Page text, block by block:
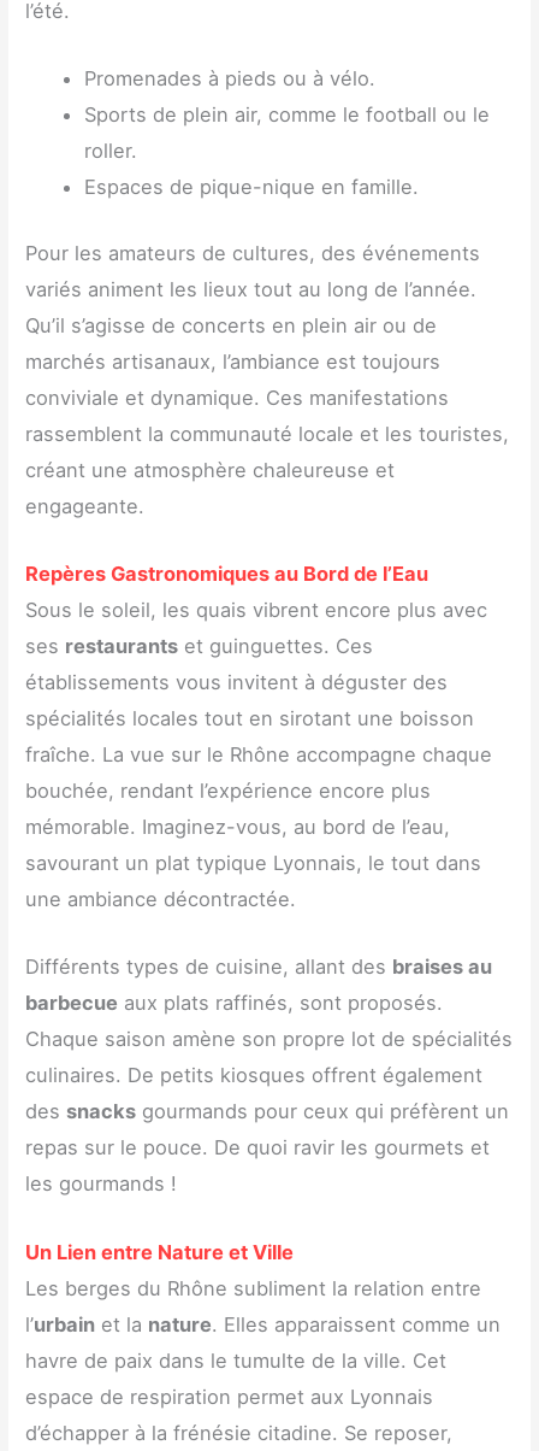
l’été.
Promenades à pieds ou à vélo.
Sports de plein air, comme le football ou le
roller.
Espaces de pique-nique en famille.
Pour les amateurs de cultures, des événements
variés animent les lieux tout au long de l’année.
Qu’il s’agisse de concerts en plein air ou de
marchés artisanaux, l’ambiance est toujours
conviviale et dynamique. Ces manifestations
rassemblent la communauté locale et les touristes,
créant une atmosphère chaleureuse et
engageante.
Repères Gastronomiques au Bord de l’Eau
Sous le soleil, les quais vibrent encore plus avec
ses restaurants et guinguettes. Ces
établissements vous invitent à déguster des
spécialités locales tout en sirotant une boisson
fraîche. La vue sur le Rhône accompagne chaque
bouchée, rendant l’expérience encore plus
mémorable. Imaginez-vous, au bord de l’eau,
savourant un plat typique Lyonnais, le tout dans
une ambiance décontractée.
Différents types de cuisine, allant des braises au
barbecue aux plats raffinés, sont proposés.
Chaque saison amène son propre lot de spécialités
culinaires. De petits kiosques offrent également
des snacks gourmands pour ceux qui préfèrent un
repas sur le pouce. De quoi ravir les gourmets et
les gourmands !
Un Lien entre Nature et Ville
Les berges du Rhône subliment la relation entre
l’urbain et la nature. Elles apparaissent comme un
havre de paix dans le tumulte de la ville. Cet
espace de respiration permet aux Lyonnais
d’échapper à la frénésie citadine. Se reposer,